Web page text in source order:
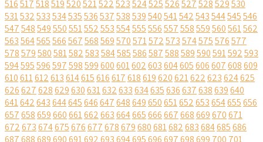
516517518519520521522523524525526527528529530
531532533534535536537538539540541542543544545546
547548549550551552553554555556557558559560561562
563564565566567568569570571572573574575576577
578579580581582583584585586587588589590591592593
594595596597598599600601602603604605606607608609
610611612613614615616617618619620621622623624625
626627628629630631632633634635636637638639640
641642643644645646647648649650651652653654655656
657658659660661662663664665666667668669670671
672673674675676677678679680681682683684685686